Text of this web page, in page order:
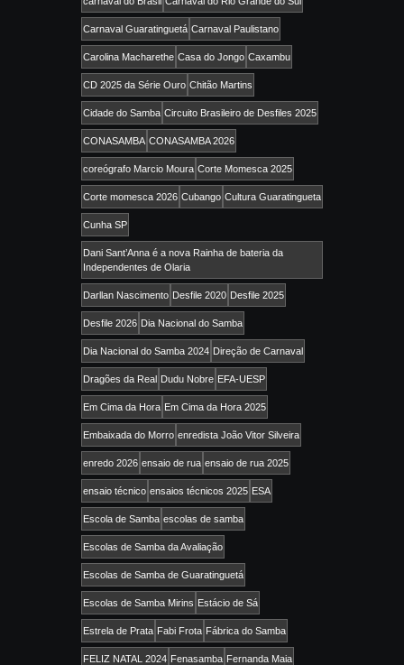
Carnaval Guaratinguetá Carnaval Paulistano
Carolina Macharethe Casa do Jongo Caxambu
CD 2025 da Série Ouro Chitão Martins
Cidade do Samba Circuito Brasileiro de Desfiles 2025
CONASAMBA CONASAMBA 2026
coreógrafo Marcio Moura Corte Momesca 2025
Corte momesca 2026 Cubango Cultura Guaratingueta
Cunha SP
Dani Sant’Anna é a nova Rainha de bateria da
Independentes de Olaria
Darllan Nascimento Desfile 2020 Desfile 2025
Desfile 2026 Dia Nacional do Samba
Dia Nacional do Samba 2024 Direção de Carnaval
Dragões da Real Dudu Nobre EFA-UESP
Em Cima da Hora Em Cima da Hora 2025
Embaixada do Morro enredista João Vitor Silveira
enredo 2026 ensaio de rua ensaio de rua 2025
ensaio técnico ensaios técnicos 2025 ESA
Escola de Samba escolas de samba
Escolas de Samba da Avaliação
Escolas de Samba de Guaratinguetá
Escolas de Samba Mirins Estácio de Sá
Estrela de Prata Fabi Frota Fábrica do Samba
FELIZ NATAL 2024 Fenasamba Fernanda Maia